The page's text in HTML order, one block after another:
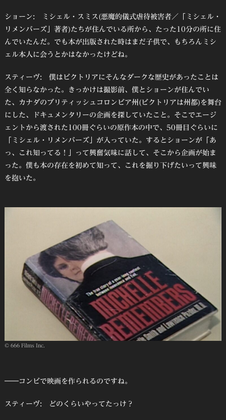
ショーン: ミシェル・スミス(悪魔的儀式虐待被害者／「ミシェル・
リメンバーズ」著者)たちが住んでいる所から、たった10分の所に住
んでいたんだ。でも本が出版された時はまだ子供で、もちろんミシ
ェル本人に会うとかはなかったけどね。
スティーヴ: 僕はビクトリアにそんなダークな歴史があったことは
全く知らなかった。きっかけは撮影前、僕とショーンが住んでい
た、カナダのブリティッシュコロンビア州(ビクトリアは州都)を舞台
にした、ドキュメンタリーの企画を探していたこと。そこでエージ
ェントから渡された100冊ぐらいの原作本の中で、50冊目ぐらいに
「ミシェル・リメンバーズ」が入っていた。するとショーンが「あ
っ、これ知ってる！」って興奮気味に話して、そこから企画が始ま
った。僕も本の存在を初めて知って、これを掘り下げたいって興味
を抱いた。
© 666 Films Inc.
――コンビで映画を作られるのですね。
スティーヴ: どのくらいやってたっけ？